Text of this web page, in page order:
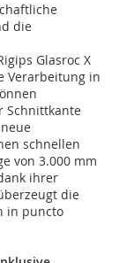
die
Glasroc X
Verarbeitung in
Schnittkante
schnellen
von 3.000 mm
ihrer
die
in puncto